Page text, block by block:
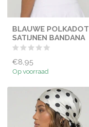
BLAUWE POLKADOT
SATIJNEN BANDANA
€8,95
Op voorraad